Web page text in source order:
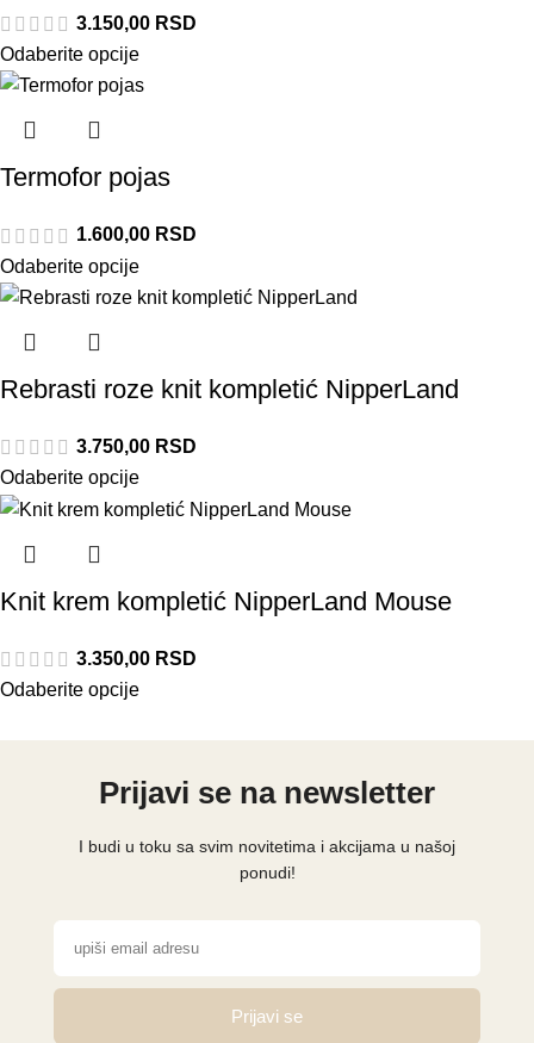
3.150,00 RSD
Odaberite opcije
Termofor pojas
1.600,00 RSD
Odaberite opcije
Rebrasti roze knit kompletić NipperLand
3.750,00 RSD
Odaberite opcije
Knit krem kompletić NipperLand Mouse
3.350,00 RSD
Odaberite opcije
Prijavi se na newsletter
I budi u toku sa svim novitetima i akcijama u našoj
ponudi!
Prijavi se